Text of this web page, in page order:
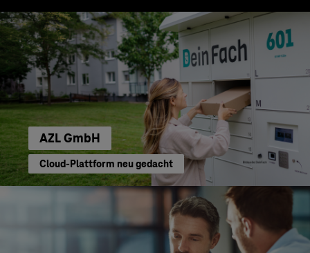
AZL GmbH
Cloud-Plattform neu gedacht